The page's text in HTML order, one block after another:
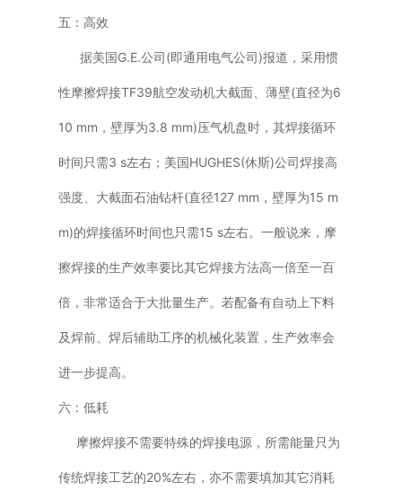
五：高效
据美国G.E.公司(即通用电气公司)报道，采用惯
性摩擦焊接TF39航空发动机大截面、薄壁(直径为6
10 mm，壁厚为3.8 mm)压气机盘时，其焊接循环
时间只需3 s左右；美国HUGHES(休斯)公司焊接高
强度、大截面石油钻杆(直径127 mm，壁厚为15 m
m)的焊接循环时间也只需15 s左右。一般说来，摩
擦焊接的生产效率要比其它焊接方法高一倍至一百
倍，非常适合于大批量生产。若配备有自动上下料
及焊前、焊后辅助工序的机械化装置，生产效率会
进一步提高。
六：低耗
摩擦焊接不需要特殊的焊接电源，所需能量只为
传统焊接工艺的20%左右，亦不需要填加其它消耗